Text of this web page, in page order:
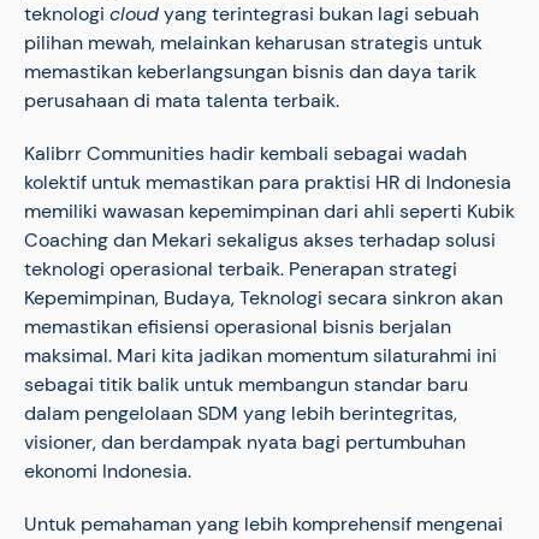
teknologi cloudyang terintegrasi bukan lagi sebuah
pilihan mewah, melainkan keharusan strategis untuk
memastikan keberlangsungan bisnis dan daya tarik
perusahaan di mata talenta terbaik.
Kalibrr Communities hadir kembali sebagai wadah
kolektif untuk memastikan para praktisi HR di Indonesia
memiliki wawasan kepemimpinan dari ahli seperti Kubik
Coaching dan Mekari sekaligus akses terhadap solusi
teknologi operasional terbaik. Penerapan strategi
Kepemimpinan, Budaya, Teknologi secara sinkron akan
memastikan efisiensi operasional bisnis berjalan
maksimal. Mari kita jadikan momentum silaturahmi ini
sebagai titik balik untuk membangun standar baru
dalam pengelolaan SDM yang lebih berintegritas,
visioner, dan berdampak nyata bagi pertumbuhan
ekonomi Indonesia.
Untuk pemahaman yang lebih komprehensif mengenai